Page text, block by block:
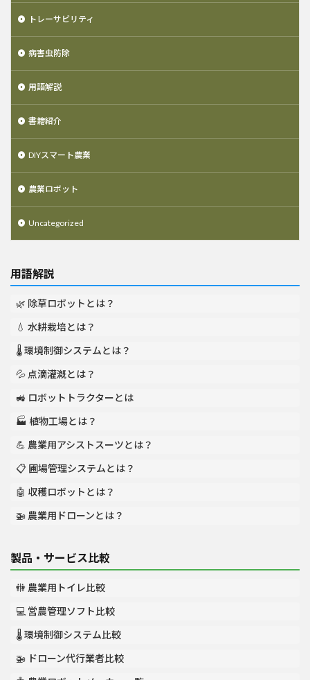
トレーサビリティ
病害虫防除
用語解説
書籍紹介
DIYスマート農業
農業ロボット
Uncategorized
用語解説
🌿 除草ロボットとは？
💧 水耕栽培とは？
🌡️ 環境制御システムとは？
💦 点滴灌漑とは？
🚜 ロボットトラクターとは
🏭 植物工場とは？
💪 農業用アシストスーツとは？
📋 圃場管理システムとは？
🤖 収穫ロボットとは？
🚁 農業用ドローンとは？
製品・サービス比較
🚻 農業用トイレ比較
💻 営農管理ソフト比較
🌡️ 環境制御システム比較
🚁 ドローン代行業者比較